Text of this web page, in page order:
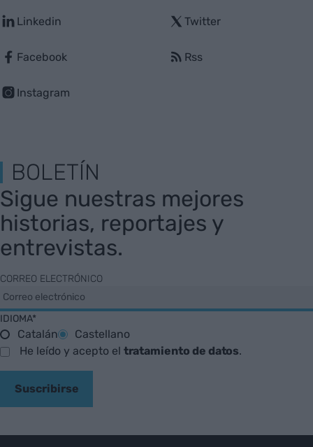
Linkedin
Facebook
Instagram
Twitter
Rss
BOLETÍN
Sigue nuestras mejores
historias, reportajes y
entrevistas.
CORREO ELECTRÓNICO
IDIOMA*
Catalán
Castellano
He leído y acepto el tratamiento de datos.
Suscribirse